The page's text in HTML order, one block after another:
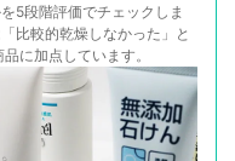
5段階評価でチェックしま
比較的乾燥しなかった」と
に加点しています。